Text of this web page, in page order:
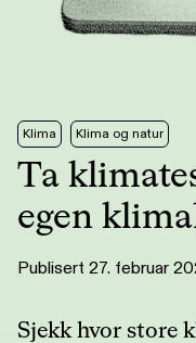
Klima Klima og natur
Ta
egen
Publisert 27. februar
Sjekk hvor store